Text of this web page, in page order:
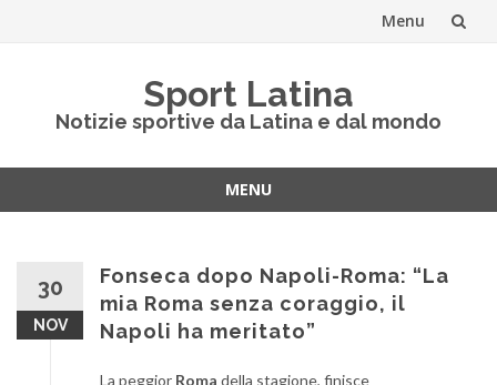
Menu
Sport Latina
Notizie sportive da Latina e dal mondo
MENU
30
NOV
Fonseca dopo Napoli-Roma: “La
mia Roma senza coraggio, il
Napoli ha meritato”
La peggior Roma della stagione, finisce